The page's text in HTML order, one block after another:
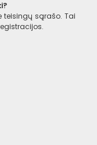
teisingų sąrašo. Tai